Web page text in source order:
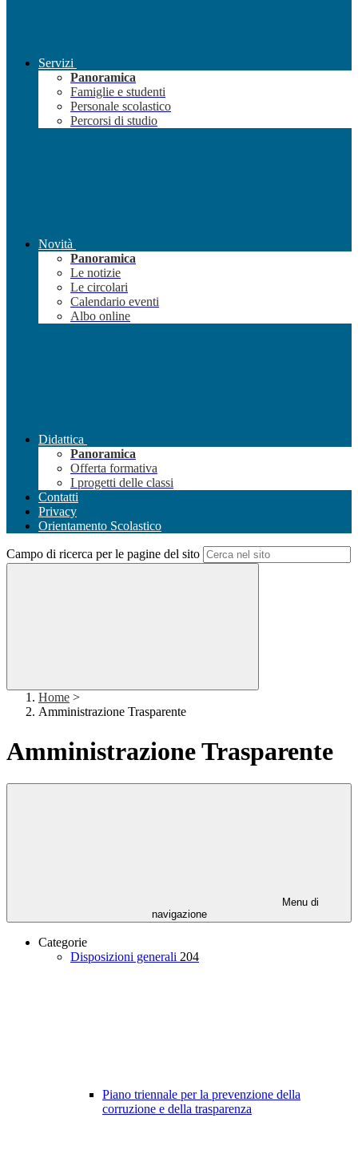
Servizi
Panoramica
Famiglie e studenti
Personale scolastico
Percorsi di studio
Novità
Panoramica
Le notizie
Le circolari
Calendario eventi
Albo online
Didattica
Panoramica
Offerta formativa
I progetti delle classi
Contatti
Privacy
Orientamento Scolastico
Campo di ricerca per le pagine del sito
Home >
Amministrazione Trasparente
Amministrazione Trasparente
Menu di
navigazione
Categorie
Disposizioni generali 204
Piano triennale per la prevenzione della
corruzione e della trasparenza